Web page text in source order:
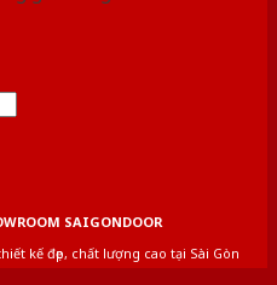
SAIGONDOOR
kế đẹp, chất lượng cao tại Sài Gòn